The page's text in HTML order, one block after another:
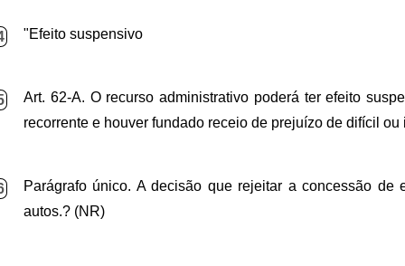
"Efeito suspensivo
Art. 62-A. O recurso administrativo poderá ter efeito
recorrente e houver fundado receio de prejuízo de difícil ou
Parágrafo único. A decisão que rejeitar a concessão de
autos.? (NR)